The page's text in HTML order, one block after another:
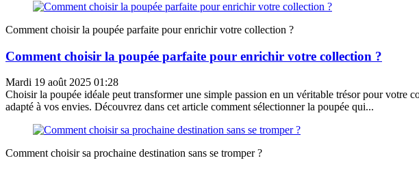
Comment choisir la poupée parfaite pour enrichir votre collection ?
Comment choisir la poupée parfaite pour enrichir votre collection ?
Mardi 19 août 2025 01:28
Choisir la poupée idéale peut transformer une simple passion en un véritable trésor pour
adapté à vos envies. Découvrez dans cet article comment sélectionner la poupée qui...
Comment choisir sa prochaine destination sans se tromper ?